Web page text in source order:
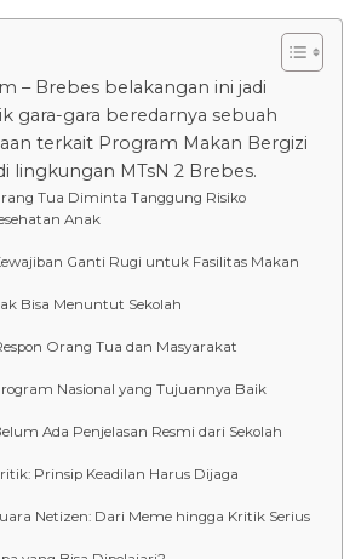
– Brebes belakangan ini jadi
gara-gara beredarnya sebuah
terkait Program Makan Bergizi
lingkungan MTsN 2 Brebes.
Tua Diminta Tanggung Risiko
Anak
Ganti Rugi untuk Fasilitas Makan
Bisa Menuntut Sekolah
Orang Tua dan Masyarakat
Nasional yang Tujuannya Baik
Ada Penjelasan Resmi dari Sekolah
Prinsip Keadilan Harus Dijaga
Netizen: Dari Meme hingga Kritik Serius